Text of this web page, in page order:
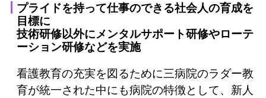
プライドを持って仕事のできる社会人の育成を
目標に
技術研修以外にメンタルサポート研修やローテ
ーション研修などを実施
看護教育の充実を図るために三病院のラダー教
育が統一された中にも病院の特徴として、新人